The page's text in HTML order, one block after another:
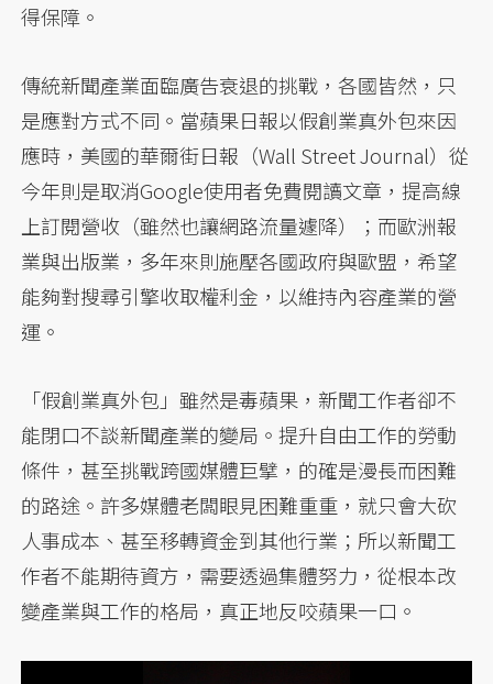
得保障。
傳統新聞產業面臨廣告衰退的挑戰，各國皆然，只
是應對方式不同。當蘋果日報以假創業真外包來因
應時，美國的華爾街日報（Wall Street Journal）從
今年則是取消Google使用者免費閱讀文章，提高線
上訂閱營收（雖然也讓網路流量遽降）；而歐洲報
業與出版業，多年來則施壓各國政府與歐盟，希望
能夠對搜尋引擎收取權利金，以維持內容產業的營
運。
「假創業真外包」雖然是毒蘋果，新聞工作者卻不
能閉口不談新聞產業的變局。提升自由工作的勞動
條件，甚至挑戰跨國媒體巨擘，的確是漫長而困難
的路途。許多媒體老闆眼見困難重重，就只會大砍
人事成本、甚至移轉資金到其他行業；所以新聞工
作者不能期待資方，需要透過集體努力，從根本改
變產業與工作的格局，真正地反咬蘋果一口。